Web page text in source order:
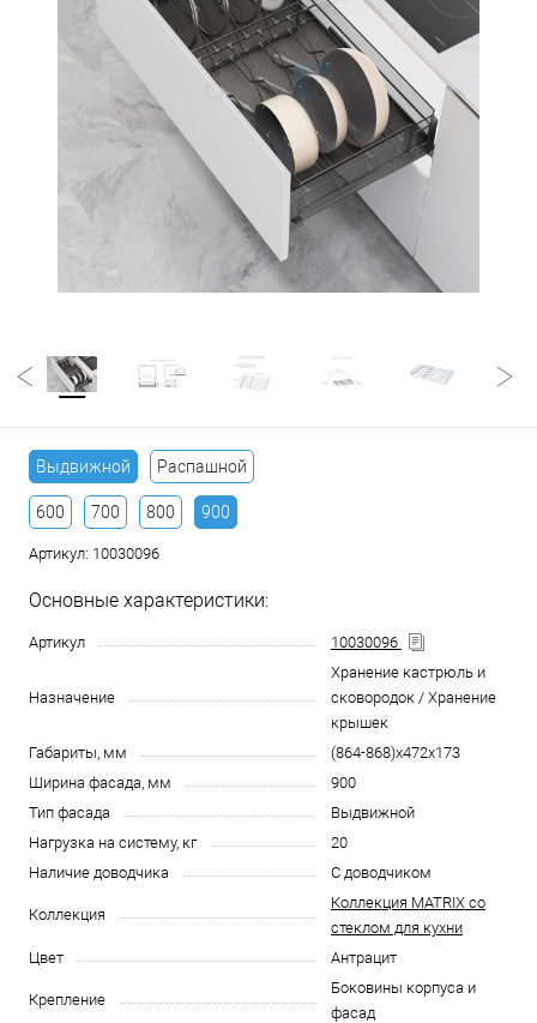
Выдвижной Распашной
600 700 800 900
Артикул: 10030096
Основные характеристики:
Артикул 10030096
Назначение
Хранение кастрюль и
сковородок / Хранение
крышек
Габариты, мм
(864-868)x472x173
Ширина фасада, мм
900
Тип фасада
Выдвижной
Нагрузка на систему, кг
20
Наличие доводчика
С доводчиком
Коллекция
Коллекция MATRIX со
стеклом для кухни
Цвет
Антрацит
Крепление
Боковины корпуса и
фасад